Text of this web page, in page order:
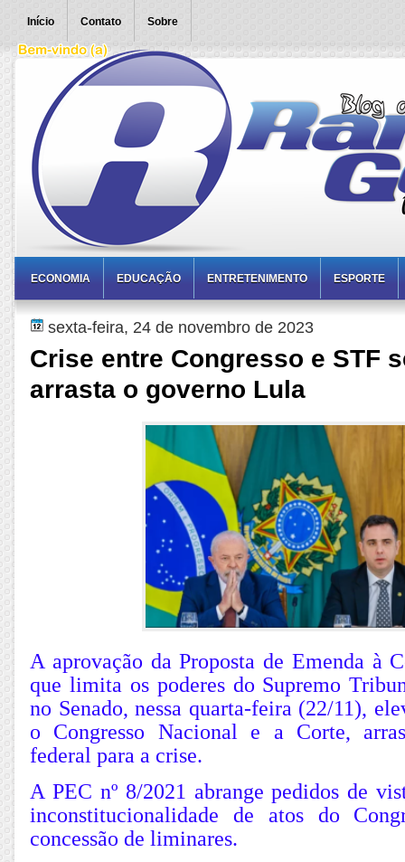
Início Contato Sobre
ECONOMIA EDUCAÇÃO ENTRETENIMENTO ESPORTE
sexta-feira, 24 de novembro de 2023
Crise entre Congresso e STF
arrasta o governo Lula
A aprovação da Proposta de Emenda à
que limita os poderes do Supremo
no Senado, nessa quarta-feira (22/11),
o Congresso Nacional e a Corte,
federal para a crise.
A PEC nº 8/2021 abrange pedidos de
inconstitucionalidade de atos do
concessão de liminares.